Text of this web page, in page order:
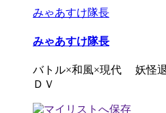
みゃあすけ隊長
みゃあすけ隊長
バトル×和風×現代 妖怪
ＤＶ